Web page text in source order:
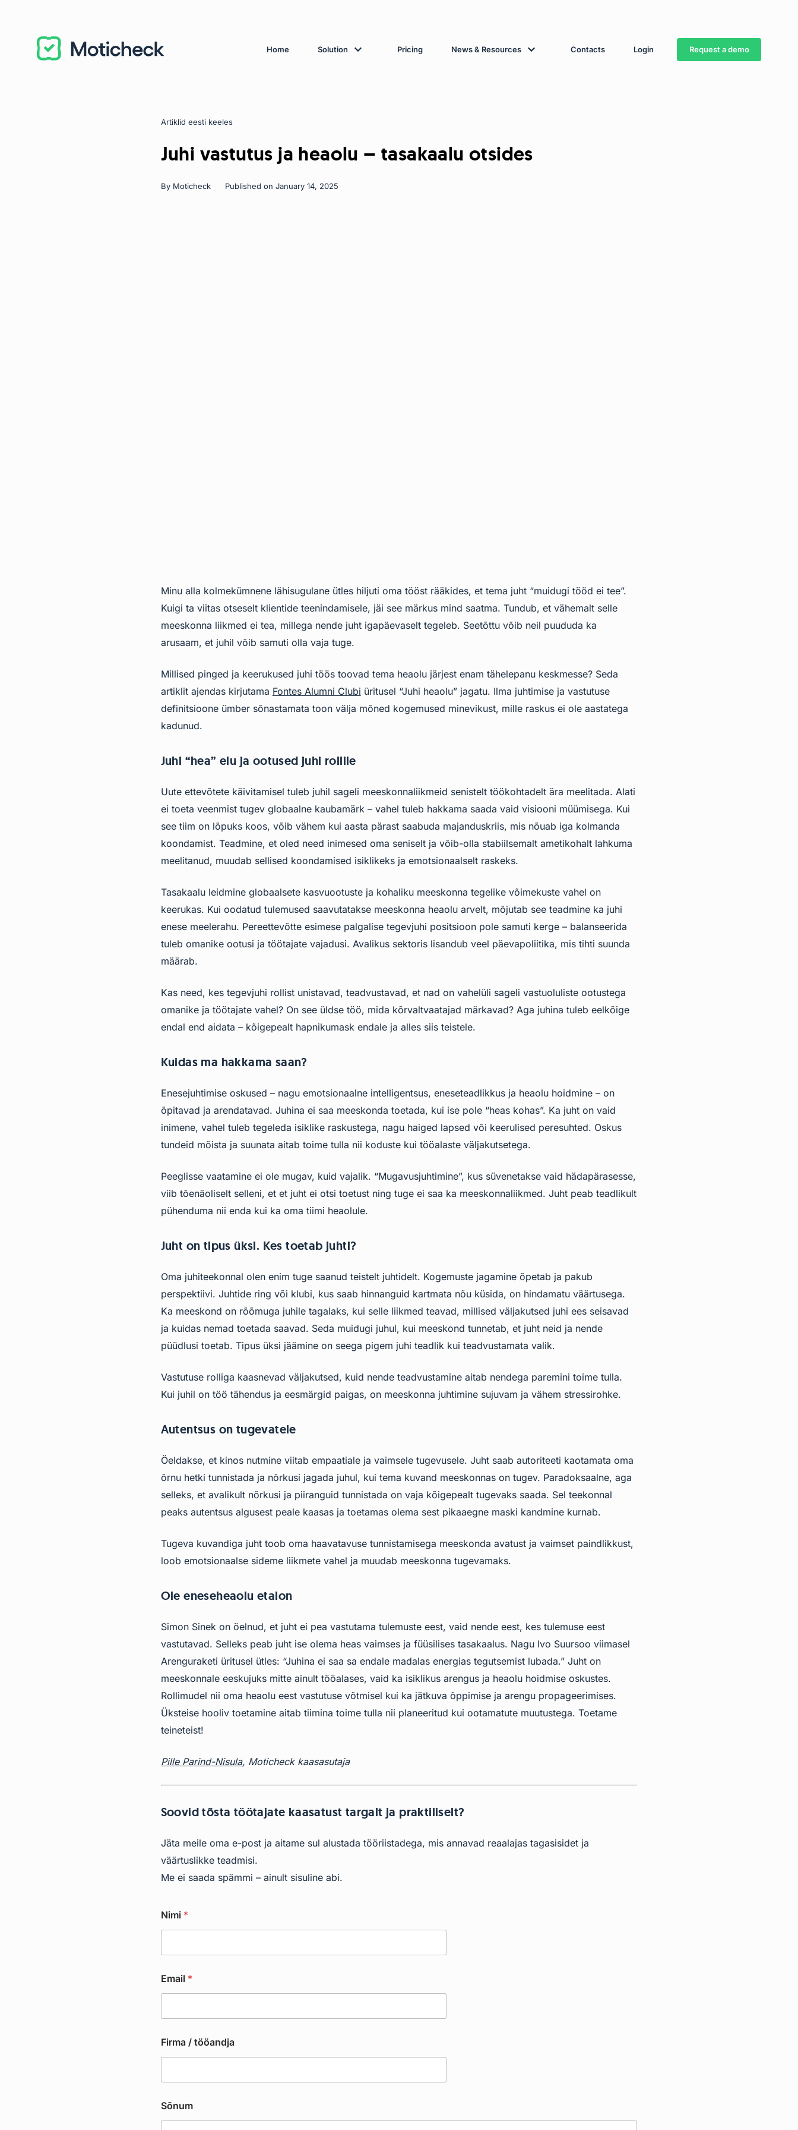
Home Solution Pricing News & Resources Contacts Login Request a demo
Juhi vastutus ja heaolu – tasakaalu otsides
By Moticheck Published on January 14, 2025
Categories
Artiklid eesti keeles
Minu alla kolmekümnene lähisugulane ütles hiljuti oma tööst rääkides, et tema juht “muidugi tööd ei tee”.
Kuigi ta viitas otseselt klientide teenindamisele, jäi see märkus mind saatma. Tundub, et vähemalt selle
meeskonna liikmed ei tea, millega nende juht igapäevaselt tegeleb. Seetõttu võib neil puududa ka
arusaam, et juhil võib samuti olla vaja tuge.
Millised pinged ja keerukused juhi töös toovad tema heaolu järjest enam tähelepanu keskmesse? Seda
artiklit ajendas kirjutama Fontes Alumni Clubi üritusel “Juhi heaolu” jagatu. Ilma juhtimise ja vastutuse
definitsioone ümber sõnastamata toon välja mõned kogemused minevikust, mille raskus ei ole aastatega
kadunud.
Juhi “hea” elu ja ootused juhi rollile
Uute ettevõtete käivitamisel tuleb juhil sageli meeskonnaliikmeid senistelt töökohtadelt ära meelitada. Alati
ei toeta veenmist tugev globaalne kaubamärk – vahel tuleb hakkama saada vaid visiooni müümisega. Kui
see tiim on lõpuks koos, võib vähem kui aasta pärast saabuda majanduskriis, mis nõuab iga kolmanda
koondamist. Teadmine, et oled need inimesed oma seniselt ja võib-olla stabiilsemalt ametikohalt lahkuma
meelitanud, muudab sellised koondamised isiklikeks ja emotsionaalselt raskeks.
Tasakaalu leidmine globaalsete kasvuootuste ja kohaliku meeskonna tegelike võimekuste vahel on
keerukas. Kui oodatud tulemused saavutatakse meeskonna heaolu arvelt, mõjutab see teadmine ka juhi
enese meelerahu. Pereettevõtte esimese palgalise tegevjuhi positsioon pole samuti kerge – balanseerida
tuleb omanike ootusi ja töötajate vajadusi. Avalikus sektoris lisandub veel päevapoliitika, mis tihti suunda
määrab.
Kas need, kes tegevjuhi rollist unistavad, teadvustavad, et nad on vahelüli sageli vastuoluliste ootustega
omanike ja töötajate vahel? On see üldse töö, mida kõrvaltvaatajad märkavad? Aga juhina tuleb eelkõige
endal end aidata – kõigepealt hapnikumask endale ja alles siis teistele.
Kuidas ma hakkama saan?
Enesejuhtimise oskused – nagu emotsionaalne intelligentsus, eneseteadlikkus ja heaolu hoidmine – on
õpitavad ja arendatavad. Juhina ei saa meeskonda toetada, kui ise pole “heas kohas”. Ka juht on vaid
inimene, vahel tuleb tegeleda isiklike raskustega, nagu haiged lapsed või keerulised peresuhted. Oskus
tundeid mõista ja suunata aitab toime tulla nii koduste kui tööalaste väljakutsetega.
Peeglisse vaatamine ei ole mugav, kuid vajalik. “Mugavusjuhtimine”, kus süvenetakse vaid hädapärasesse,
viib tõenäoliselt selleni, et et juht ei otsi toetust ning tuge ei saa ka meeskonnaliikmed. Juht peab teadlikult
pühenduma nii enda kui ka oma tiimi heaolule.
Juht on tipus üksi. Kes toetab juhti?
Oma juhiteekonnal olen enim tuge saanud teistelt juhtidelt. Kogemuste jagamine õpetab ja pakub
perspektiivi. Juhtide ring või klubi, kus saab hinnanguid kartmata nõu küsida, on hindamatu väärtusega.
Ka meeskond on rõõmuga juhile tagalaks, kui selle liikmed teavad, millised väljakutsed juhi ees seisavad
ja kuidas nemad toetada saavad. Seda muidugi juhul, kui meeskond tunnetab, et juht neid ja nende
püüdlusi toetab. Tipus üksi jäämine on seega pigem juhi teadlik kui teadvustamata valik.
Vastutuse rolliga kaasnevad väljakutsed, kuid nende teadvustamine aitab nendega paremini toime tulla.
Kui juhil on töö tähendus ja eesmärgid paigas, on meeskonna juhtimine sujuvam ja vähem stressirohke.
Autentsus on tugevatele
Öeldakse, et kinos nutmine viitab empaatiale ja vaimsele tugevusele. Juht saab autoriteeti kaotamata oma
õrnu hetki tunnistada ja nõrkusi jagada juhul, kui tema kuvand meeskonnas on tugev. Paradoksaalne, aga
selleks, et avalikult nõrkusi ja piiranguid tunnistada on vaja kõigepealt tugevaks saada. Sel teekonnal
peaks autentsus algusest peale kaasas ja toetamas olema sest pikaaegne maski kandmine kurnab.
Tugeva kuvandiga juht toob oma haavatavuse tunnistamisega meeskonda avatust ja vaimset paindlikkust,
loob emotsionaalse sideme liikmete vahel ja muudab meeskonna tugevamaks.
Ole eneseheaolu etalon
Simon Sinek on öelnud, et juht ei pea vastutama tulemuste eest, vaid nende eest, kes tulemuse eest
vastutavad. Selleks peab juht ise olema heas vaimses ja füüsilises tasakaalus. Nagu Ivo Suursoo viimasel
Arenguraketi üritusel ütles: “Juhina ei saa sa endale madalas energias tegutsemist lubada.” Juht on
meeskonnale eeskujuks mitte ainult tööalases, vaid ka isiklikus arengus ja heaolu hoidmise oskustes.
Rollimudel nii oma heaolu eest vastutuse võtmisel kui ka jätkuva õppimise ja arengu propageerimises.
Üksteise hooliv toetamine aitab tiimina toime tulla nii planeeritud kui ootamatute muutustega. Toetame
teineteist!
Pille Parind-Nisula, Moticheck kaasasutaja
Soovid tõsta töötajate kaasatust targalt ja praktiliselt?
Jäta meile oma e-post ja aitame sul alustada tööriistadega, mis annavad reaalajas tagasisidet ja
väärtuslikke teadmisi.
Me ei saada spämmi – ainult sisuline abi.
t
ö
d
j
a
i
i
Nimi *
Email *
Firma / tööandja
Sõnum